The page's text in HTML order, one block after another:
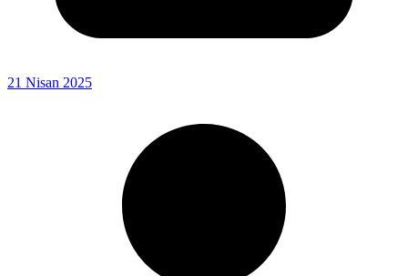
21 Nisan 2025